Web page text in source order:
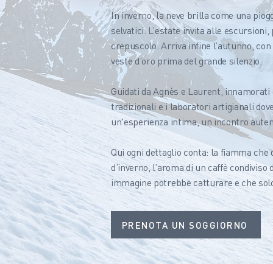
In inverno, la neve brilla come una
selvatici. L’estate invita alle
crepuscolo. Arriva infine l’autunno,
veste d’oro prima del grande silenzio.
Guidati da Agnès e Laurent,
tradizionali e i laboratori artigianali
un'esperienza intima, un incontro
Qui ogni dettaglio conta: la fiamma
d’inverno, l’aroma di un caffè
immagine potrebbe catturare e che
PRENOTA UN SOGGIORNO